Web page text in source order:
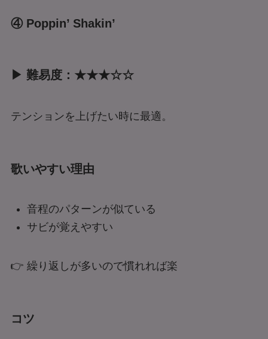
④ Poppin’ Shakin’
▶ 難易度：★★★☆☆
テンションを上げたい時に最適。
歌いやすい理由
音程のパターンが似ている
サビが覚えやすい
👉 繰り返しが多いので慣れれば楽
コツ